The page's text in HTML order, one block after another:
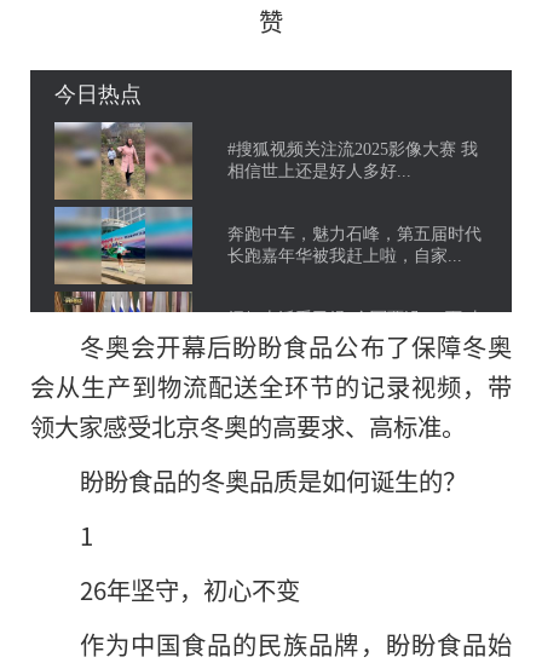
赞
冬奥会开幕后盼盼食品公布了保障冬奥
会从生产到物流配送全环节的记录视频，带
领大家感受北京冬奥的高要求、高标准。
盼盼食品的冬奥品质是如何诞生的？
1
26年坚守，初心不变
作为中国食品的民族品牌，盼盼食品始